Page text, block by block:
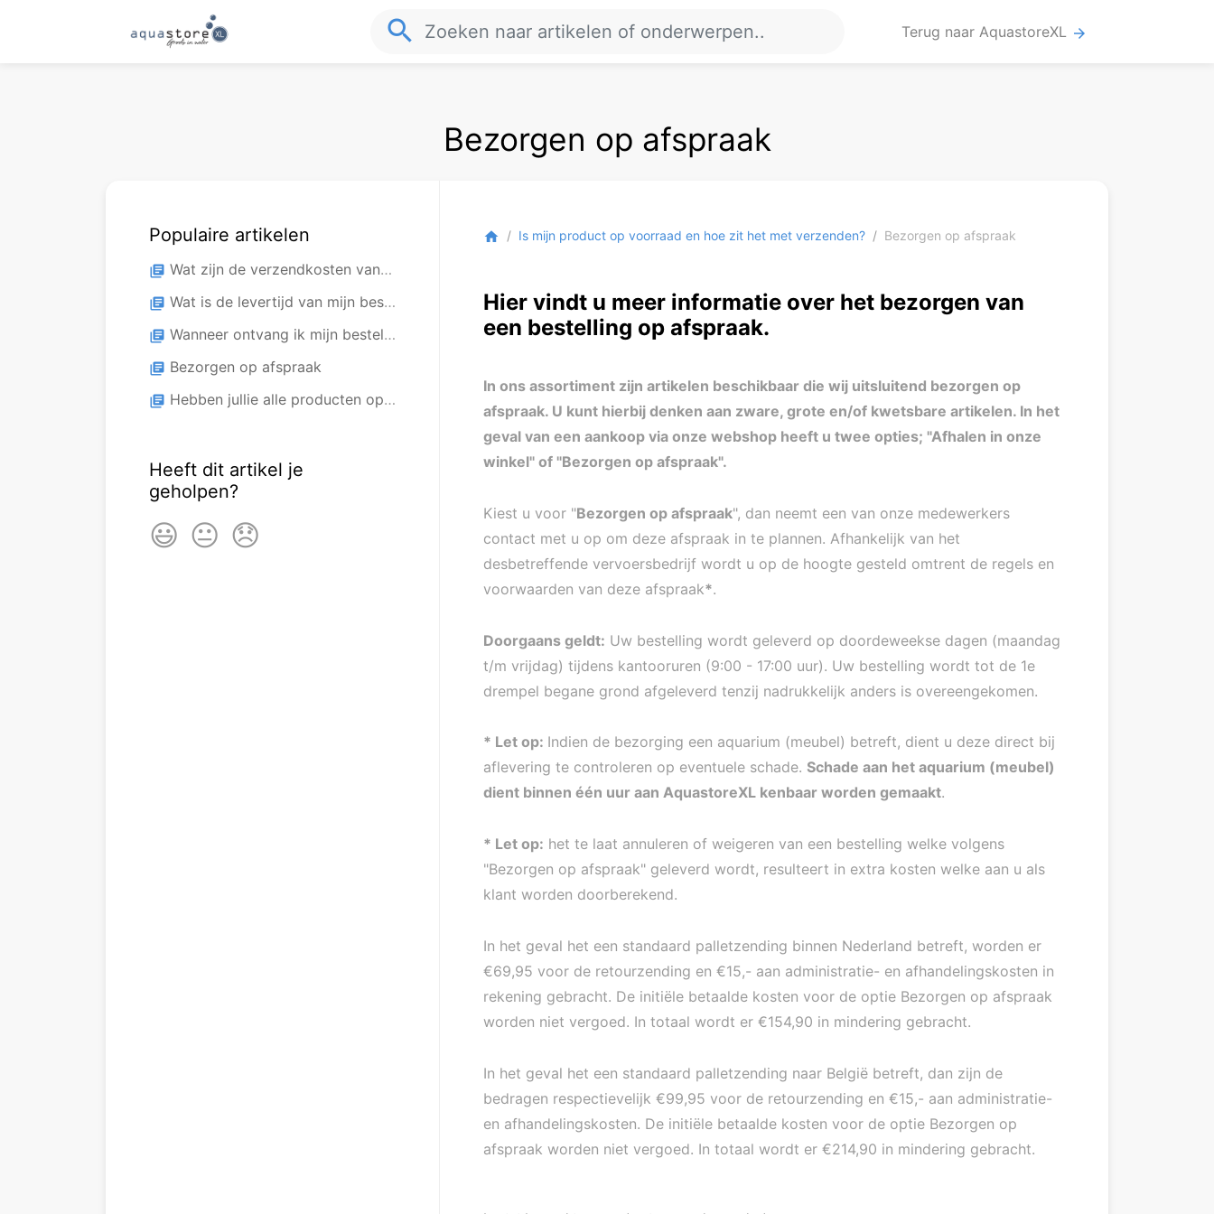
search Terug naar AquastoreXL arrow_forward
Bezorgen op afspraak
Populaire artikelen
library_books Wat zijn de verzendkosten van mijn bestelling?
library_books Wat is de levertijd van mijn bestelling?
library_books Wanneer ontvang ik mijn bestelling?
library_books Bezorgen op afspraak
library_books Hebben jullie alle producten op voorraad?
Heeft dit artikel je
geholpen?
😃 😐 😞
home Is mijn product op voorraad en hoe zit het met verzenden? Bezorgen op afspraak
Hier vindt u meer informatie over het bezorgen van
een bestelling op afspraak.
In ons assortiment zijn artikelen beschikbaar die wij uitsluitend bezorgen op
afspraak. U kunt hierbij denken aan zware, grote en/of kwetsbare artikelen. In het
geval van een aankoop via onze webshop heeft u twee opties; "Afhalen in onze
winkel" of "Bezorgen op afspraak".
Kiest u voor "Bezorgen op afspraak", dan neemt een van onze medewerkers
contact met u op om deze afspraak in te plannen. Afhankelijk van het
desbetreffende vervoersbedrijf wordt u op de hoogte gesteld omtrent de regels en
voorwaarden van deze afspraak*.
Doorgaans geldt: Uw bestelling wordt geleverd op doordeweekse dagen (maandag
t/m vrijdag) tijdens kantooruren (9:00 - 17:00 uur). Uw bestelling wordt tot de 1e
drempel begane grond afgeleverd tenzij nadrukkelijk anders is overeengekomen.
* Let op: Indien de bezorging een aquarium (meubel) betreft, dient u deze direct bij
aflevering te controleren op eventuele schade. Schade aan het aquarium (meubel)
dient binnen één uur aan AquastoreXL kenbaar worden gemaakt.
* Let op: het te laat annuleren of weigeren van een bestelling welke volgens
"Bezorgen op afspraak" geleverd wordt, resulteert in extra kosten welke aan u als
klant worden doorberekend.
In het geval het een standaard palletzending binnen Nederland betreft, worden er
€69,95 voor de retourzending en €15,- aan administratie- en afhandelingskosten in
rekening gebracht. De initiële betaalde kosten voor de optie Bezorgen op afspraak
worden niet vergoed. In totaal wordt er €154,90 in mindering gebracht.
In het geval het een standaard palletzending naar België betreft, dan zijn de
bedragen respectievelijk €99,95 voor de retourzending en €15,- aan administratie-
en afhandelingskosten. De initiële betaalde kosten voor de optie Bezorgen op
afspraak worden niet vergoed. In totaal wordt er €214,90 in mindering gebracht.